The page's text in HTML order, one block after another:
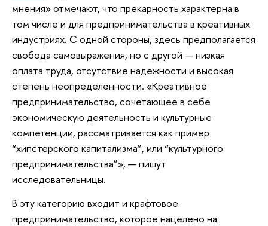
мнения» отмечают, что прекарность характерна в
том числе и для предпринимательства в креативных
индустриях. С одной стороны, здесь предполагается
свобода самовыражения, но с другой — низкая
оплата труда, отсутствие надежности и высокая
степень неопределённости. «Креативное
предпринимательство, сочетающее в себе
экономическую деятельность и культурные
компетенции, рассматривается как пример
“хипстерского капитализма”, или “культурного
предпринимательства”», — пишут
исследовательницы.
В эту категорию входит и крафтовое
предпринимательство, которое нацелено на